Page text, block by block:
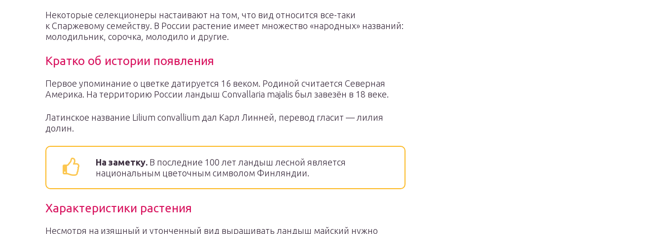
Некоторые селекционеры настаивают на том, что вид относится все-таки
к Спаржевому семейству. В России растение имеет множество «народных» названий:
молодильник, сорочка, молодило и другие.
Кратко об истории появления
Первое упоминание о цветке датируется 16 веком. Родиной считается Северная
Америка. На территорию России ландыш Convallaria majalis был завезён в 18 веке.
Латинское название Lilium convallium дал Карл Линней, перевод гласит — лилия
долин.
На заметку. В последние 100 лет ландыш лесной является
национальным цветочным символом Финляндии.
Характеристики растения
Несмотря на изящный и утонченный вид выращивать ландыш майский нужно